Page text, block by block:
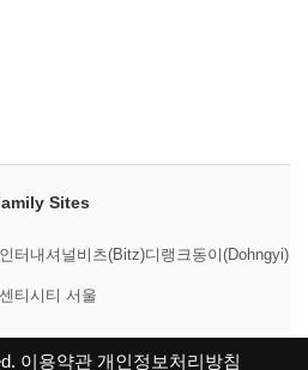
Sites
터내셔널 비츠(Bitz)디랭크동이(Dohngyi)
티시티 서울
이용약관 개인정보처리방침